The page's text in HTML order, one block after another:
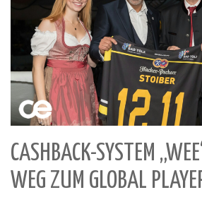
CASHBACK-SYSTEM
WEG ZUM GLOBAL